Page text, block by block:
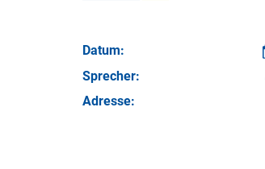
Datum:
Sprecher:
Adresse: